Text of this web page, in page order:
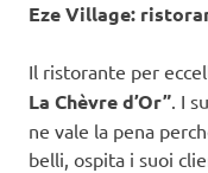
Eze Village:
Il ristorante per
La Chèvre d’Or”. I
ne vale la pena
belli, ospita i suoi